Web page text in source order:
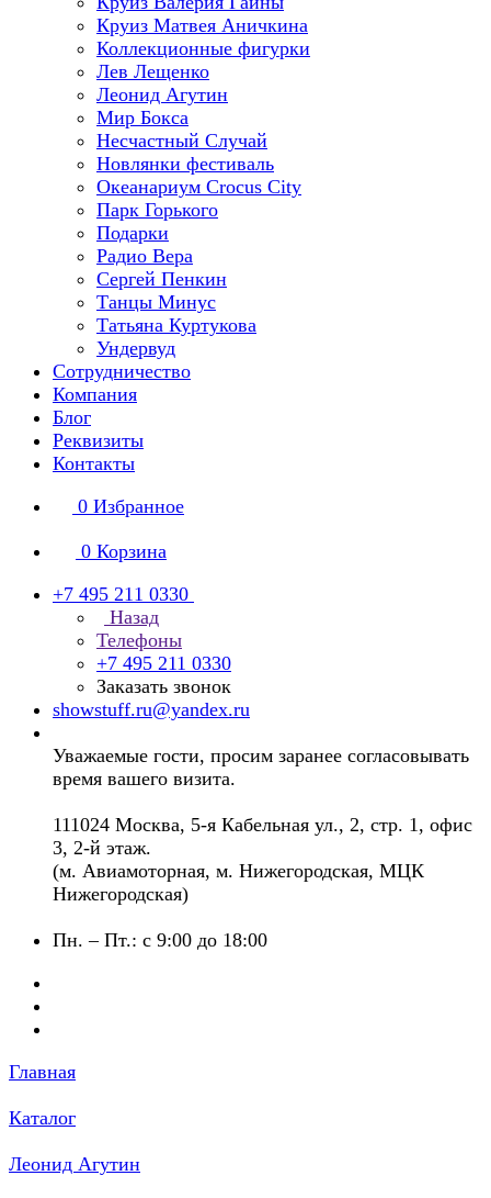
Круиз Матвея Аничкина
Коллекционные фигурки
Лев Лещенко
Леонид Агутин
Мир Бокса
Несчастный Случай
Новлянки фестиваль
Океанариум Crocus City
Парк Горького
Подарки
Радио Вера
Сергей Пенкин
Танцы Минус
Татьяна Куртукова
Ундервуд
Сотрудничество
Компания
Блог
Реквизиты
Контакты
0 Избранное
0 Корзина
+7 495 211 0330
Назад
Телефоны
+7 495 211 0330
Заказать звонок
showstuff.ru@yandex.ru
Уважаемые гости, просим заранее согласовывать
время вашего визита.
111024 Москва, 5-я Кабельная ул., 2, стр. 1, офис
3, 2-й этаж.
(м. Авиамоторная, м. Нижегородская, МЦК
Нижегородская)
Пн. – Пт.: с 9:00 до 18:00
Главная
Каталог
Леонид Агутин